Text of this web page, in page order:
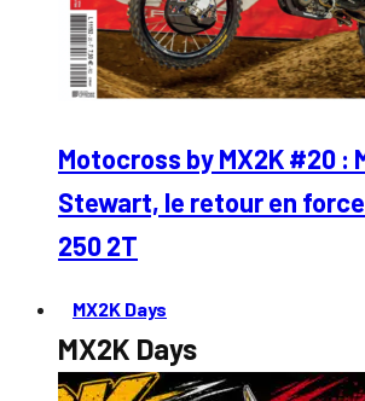
Motocross by MX2K #20 :
Stewart, le retour en
250 2T
MX2K Days
MX2K Days